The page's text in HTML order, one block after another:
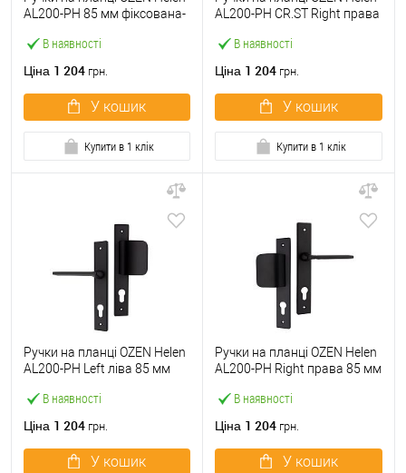
В наявності
AL200-PH 85 мм фіксована-
Ціна 1 204 грн.
У кошик
Купити в 1 клік
В наявності
AL200-PH CR.ST Right права
сатин
Ціна 1 204 грн.
У кошик
Купити в 1 клік
В наявності
Ручки на планці OZEN Helen
AL200-PH Left ліва 85 мм
Ціна 1 204 грн.
У кошик
В наявності
Ручки на планці OZEN Helen
AL200-PH Right права 85 мм
Ціна 1 204 грн.
У кошик